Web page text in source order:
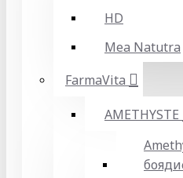
HD
Mea Natutra
FarmaVita
AMETHYSTE